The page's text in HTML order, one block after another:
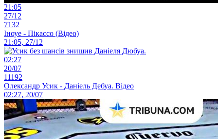
21:05
27/12
7132
Іноуе - Пікассо (Відео)
21:05, 27/12
02:27
20/07
11192
Олександр Усик - Даніель Дебуа. Відео
02:27, 20/07